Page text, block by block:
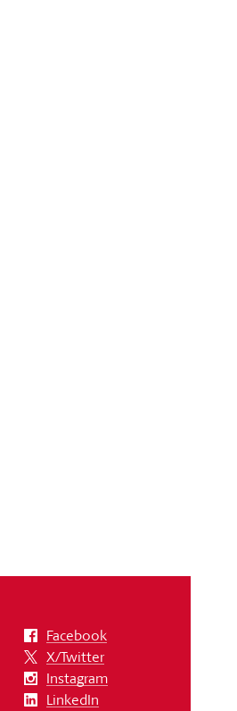
Facebook
X/Twitter
Instagram
LinkedIn